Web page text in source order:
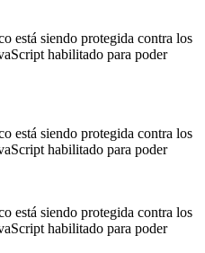
está siendo protegida contra los
habilitado para poder
está siendo protegida contra los
habilitado para poder
está siendo protegida contra los
habilitado para poder